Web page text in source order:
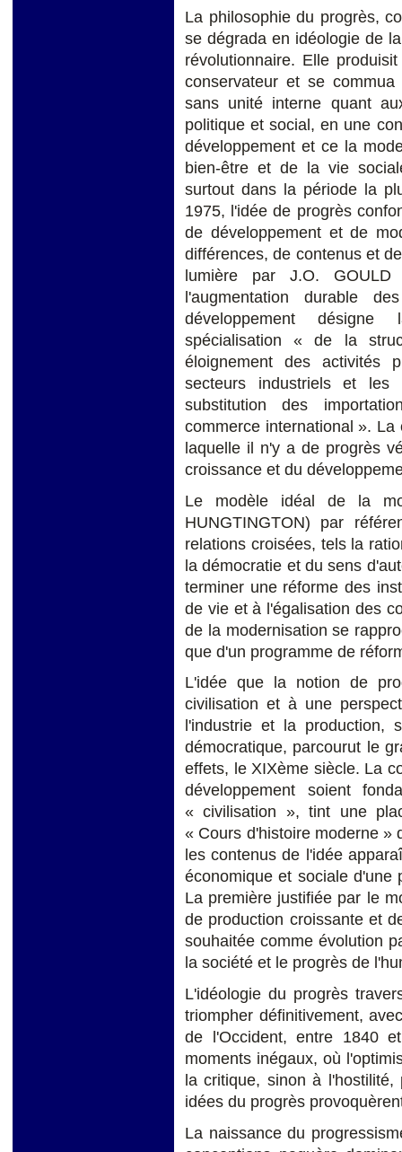
La philosophie du progrès,
se dégrada en idéologie de
révolutionnaire. Elle
conservateur et se
sans unité interne quant
politique et social, en une
développement et ce la
bien-être et de la vie
surtout dans la période la
1975, l'idée de progrès
de développement et de
différences, de contenus et
lumière par J.O.
l'augmentation durable
développement désigne
spécialisation « de la
éloignement des activités
secteurs industriels et
substitution des
commerce international ».
laquelle il n'y a de progrès
croissance et du
Le modèle idéal de la
HUNGTINGTON) par
relations croisées, tels la
la démocratie et du sens
terminer une réforme des
de vie et à l'égalisation des
de la modernisation se
que d'un programme de
L'idée que la notion de
civilisation et à une
l'industrie et la production,
démocratique, parcourut le
effets, le XIXème siècle. La
développement soient
« civilisation », tint une
« Cours d'histoire moderne »
les contenus de l'idée
économique et sociale d'une
La première justifiée par le
de production croissante et
souhaitée comme évolution
la société et le progrès de
L'idéologie du progrès
triompher définitivement,
de l'Occident, entre 1840
moments inégaux, où
la critique, sinon à
idées du progrès
La naissance du